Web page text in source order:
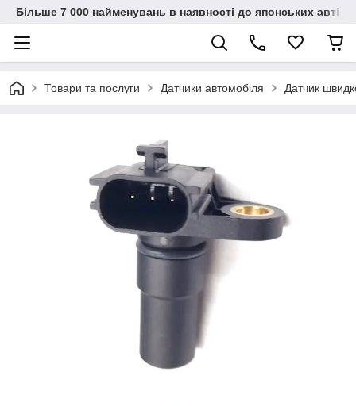
Більше 7 000 найменувань в наявності до японських
Товари та послуги Датчики автомобіля Датчик